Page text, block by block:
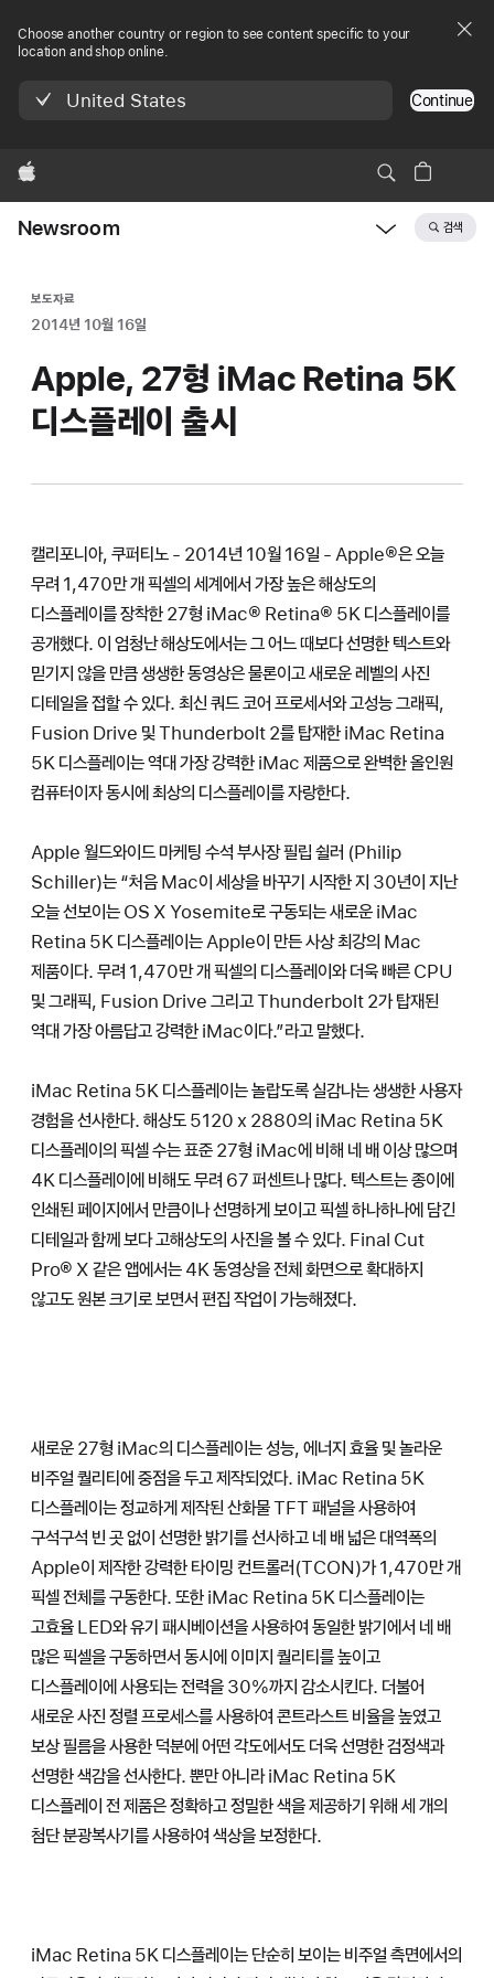
Choose another country or region to see content specific to your
location and shop online.
United States Continue
Apple
Newsroom 검색
보도자료
2014년 10월 16일
Apple, 27형 iMac Retina 5K
디스플레이 출시
캘리포니아, 쿠퍼티노 - 2014년 10월 16일 - Apple®은 오늘
무려 1,470만 개 픽셀의 세계에서 가장 높은 해상도의
디스플레이를 장착한 27형 iMac® Retina® 5K 디스플레이를
공개했다. 이 엄청난 해상도에서는 그 어느 때보다 선명한 텍스트와
믿기지 않을 만큼 생생한 동영상은 물론이고 새로운 레벨의 사진
디테일을 접할 수 있다. 최신 쿼드 코어 프로세서와 고성능 그래픽,
Fusion Drive 및 Thunderbolt 2를 탑재한 iMac Retina
5K 디스플레이는 역대 가장 강력한 iMac 제품으로 완벽한 올인원
컴퓨터이자 동시에 최상의 디스플레이를 자랑한다.
Apple 월드와이드 마케팅 수석 부사장 필립 쉴러 (Philip
Schiller)는 “처음 Mac이 세상을 바꾸기 시작한 지 30년이 지난
오늘 선보이는 OS X Yosemite로 구동되는 새로운 iMac
Retina 5K 디스플레이는 Apple이 만든 사상 최강의 Mac
제품이다. 무려 1,470만 개 픽셀의 디스플레이와 더욱 빠른 CPU
및 그래픽, Fusion Drive 그리고 Thunderbolt 2가 탑재된
역대 가장 아름답고 강력한 iMac이다.”라고 말했다.
iMac Retina 5K 디스플레이는 놀랍도록 실감나는 생생한 사용자
경험을 선사한다. 해상도 5120 x 2880의 iMac Retina 5K
디스플레이의 픽셀 수는 표준 27형 iMac에 비해 네 배 이상 많으며
4K 디스플레이 에 비해도무려 67 퍼센트나 많다. 텍스트는 종이에
인쇄된 페이지에서 만큼이나 선명하게 보이고 픽셀 하나하나에 담긴
디테일과 함께 보다 고해상도의 사진을 볼 수 있다. Final Cut
Pro® X 같은 앱에서는 4K 동영상을 전체 화면으로 확대하지
않고도 원본 크기로 보면서 편집 작업이 가능해졌다.
새로운 27형 iMac의 디스플레이는 성능, 에너지 효율 및 놀라운
비주얼 퀄리티에 중점을 두고 제작되었다. iMac Retina 5K
디스플레이는 정교하게 제작된 산화물 TFT 패널을 사용하여
구석구석 빈 곳 없이 선명한 밝기를 선사하고 네 배 넓은 대역폭의
Apple이 제작한 강력한 타이밍 컨트롤러(TCON)가1,470만 개
픽셀 전체를 구동한다. 또한 iMac Retina 5K 디스플레이는
고효율 LED와 유기 패시베이션을 사용하여 동일한 밝기에서 네 배
많은 픽셀을 구동하면서 동시에 이미지 퀄리티를 높이고
디스플레이에 사용되는 전력을 30%까지 감소시킨다. 더불어
새로운 사진 정렬 프로세스를 사용하여 콘트라스트 비율을 높였고
보상 필름을 사용한 덕분에 어떤 각도에서도 더욱 선명한 검정색과
선명한 색감을 선사한다. 뿐만 아니라 iMac Retina 5K
디스플레이 전 제품은 정확하고 정밀한 색을 제공하기 위해 세 개의
첨단 분광복사기를 사용하여 색상을 보정한다.
iMac Retina 5K 디스플레이는 단순히 보이는 비주얼 측면에서의